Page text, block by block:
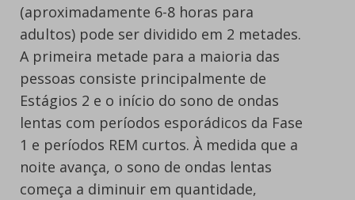
(aproximadamente 6-8 horas para
adultos) pode ser dividido em 2 metades.
A primeira metade para a maioria das
pessoas consiste principalmente de
Estágios 2 e o início do sono de ondas
lentas com períodos esporádicos da Fase
1 e períodos REM curtos. À medida que a
noite avança, o sono de ondas lentas
começa a diminuir em quantidade,